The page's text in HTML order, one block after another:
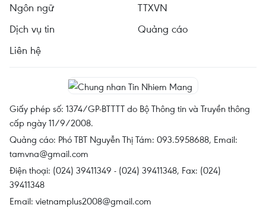
Ngôn ngữ
TTXVN
Dịch vụ tin
Quảng cáo
Liên hệ
Giấy phép số: 1374/GP-BTTTT do Bộ Thông tin và Truyền thông
cấp ngày 11/9/2008.
Quảng cáo: Phó TBT Nguyễn Thị Tám: 093.5958688, Email:
tamvna@gmail.com
Điện thoại: (024) 39411349 - (024) 39411348, Fax: (024)
39411348
Email: vietnamplus2008@gmail.com